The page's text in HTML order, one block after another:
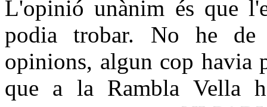
L'opinió unànim és que
podia trobar. No he de
opinions, algun cop havia
que a la Rambla Vella